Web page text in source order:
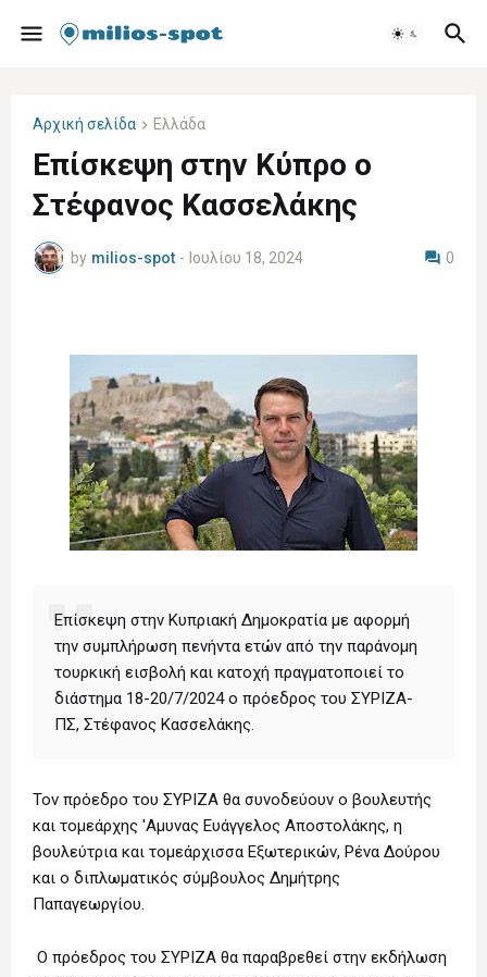
Αρχική σελίδα Ελλάδα
Επίσκεψη στην Κύπρο ο
Στέφανος Κασσελάκης
by milios-spot - Ιουλίου 18, 2024 0
Επίσκεψη στην Κυπριακή Δημοκρατία με αφορμή
την συμπλήρωση πενήντα ετών από την παράνομη
τουρκική εισβολή και κατοχή πραγματοποιεί το
διάστημα 18-20/7/2024 ο πρόεδρος του ΣΥΡΙΖΑ-
ΠΣ, Στέφανος Κασσελάκης.
Τον πρόεδρο του ΣΥΡΙΖΑ θα συνοδεύουν ο βουλευτής
και τομεάρχης 'Αμυνας Ευάγγελος Αποστολάκης, η
βουλεύτρια και τομεάρχισσα Εξωτερικών, Ρένα Δούρου
και ο διπλωματικός σύμβουλος Δημήτρης
Παπαγεωργίου.
Ο πρόεδρος του ΣΥΡΙΖΑ θα παραβρεθεί στην εκδήλωση